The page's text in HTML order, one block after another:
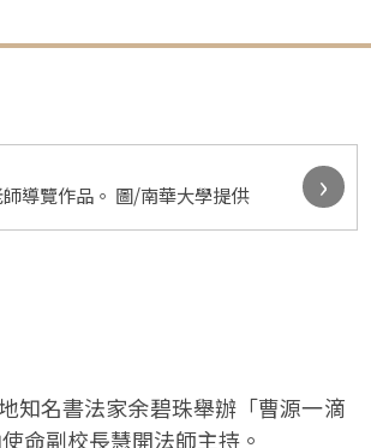
導覽作品。 圖/南華大學提供
›
知名書法家余碧珠舉辦「曹源一滴
命副校長慧開法師主持。